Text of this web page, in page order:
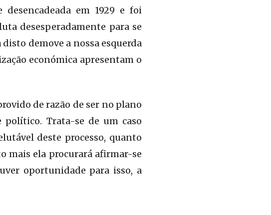
em 1929 e foi
desesperadamente para se
demove a nossa esquerda
económica apresentam o
de razão de ser no plano
político. Trata-se de um caso
deste processo, quanto
mais ela procurará afirmar-se
oportunidade para isso, a